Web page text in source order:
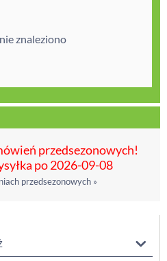
znaleziono
przedsezonowych!
po 2026-09-08
przedsezonowych »